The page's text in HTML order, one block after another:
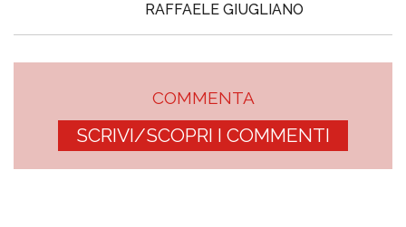
RAFFAELE GIUGLIANO
COMMENTA
SCRIVI/SCOPRI I COMMENTI